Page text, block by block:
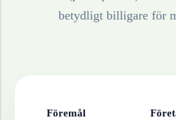
betydligt billigare för
Föremål